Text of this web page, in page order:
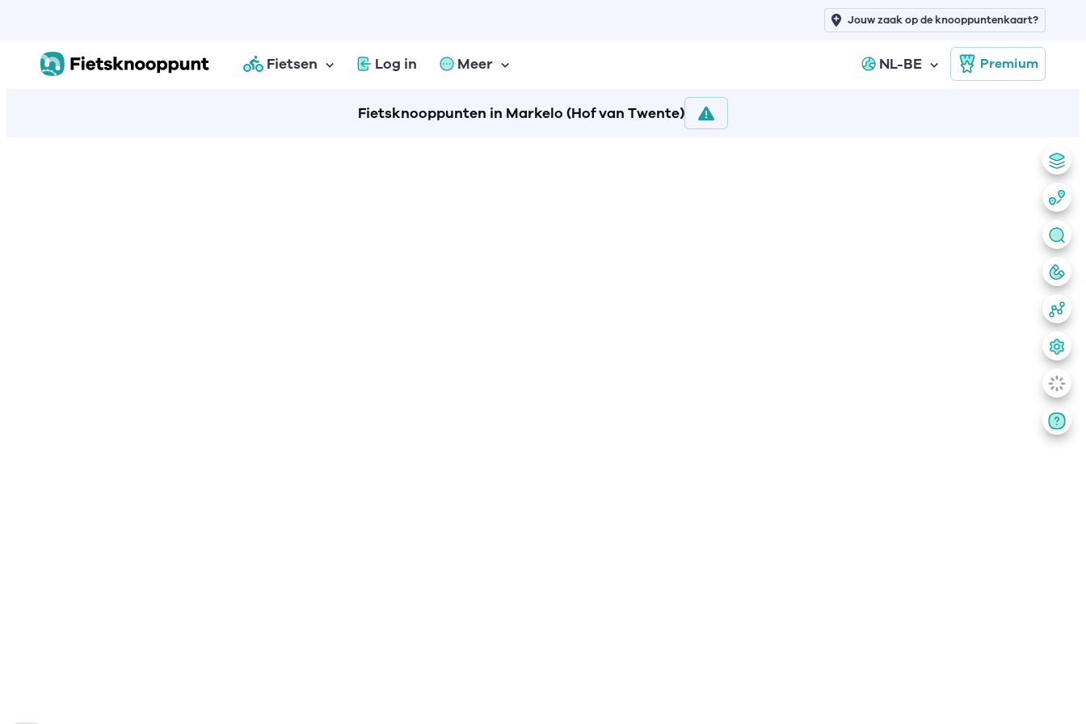
Fietsen Log in Meer NL-BE Premium
Jouw zaak op de knooppuntenkaart?
Fietsknooppunten in Markelo (Hof van Twente)